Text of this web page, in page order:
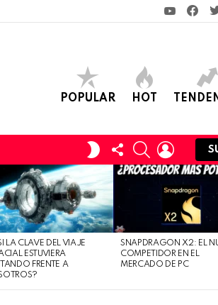
YouTube
POPULAR HOT
SWITCH
SKIN
FOLLOW
US
SEARCHLOGIN
LA CLAVE DEL VIAJE
ESTUVIERA
FRENTE A
SNAPDRAGON X2: EL
COMPETIDOR EN EL
MERCADO DE PC